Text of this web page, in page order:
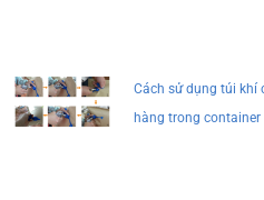
Cách sử dụng túi khí
hàng trong container